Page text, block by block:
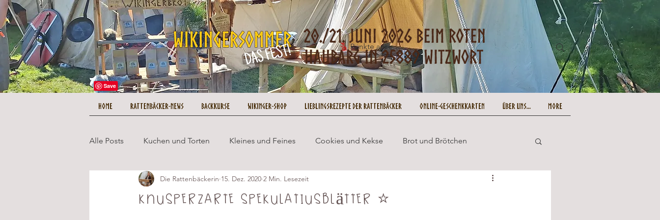
Punkte ansehen
Alle Posts Kuchen und Torten Kleines und Feines Cookies und Kekse Brot und Brötchen
Herzhaftes und Hauptgerichte Wikingersommer
Knusperzarte Spekulatiusblätter ⭐
Die Rattenbäckerin 15. Dez. 2020 2 Min. Lesezeit
HOME Rattenbäcker-News Backkurse Wikinger-Shop Lieblingsrezepte der Rattenbäcker Online-Geschenkkarten Über uns... More